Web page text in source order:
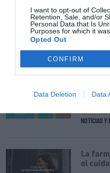
I want to opt-out of
Retention, Sale, and/or
Personal Data that Is
Purposes for which it
Opted Out
CONFIRM
Data Deletion Data
La
de uso
DIGITAL
24
NOTICIAS Y
La
el